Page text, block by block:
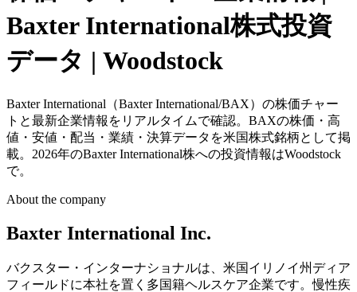
Baxter International株式投資
データ | Woodstock
Baxter International（Baxter International/BAX）の株価チャー
トと最新企業情報をリアルタイムで確認。BAXの株価・高
値・安値・配当・業績・決算データを米国株式銘柄として掲
載。2026年のBaxter International株への投資情報はWoodstock
で。
About the company
Baxter International Inc.
バクスター・インターナショナルは、米国イリノイ州ディア
フィールドに本社を置く多国籍ヘルスケア企業です。慢性疾